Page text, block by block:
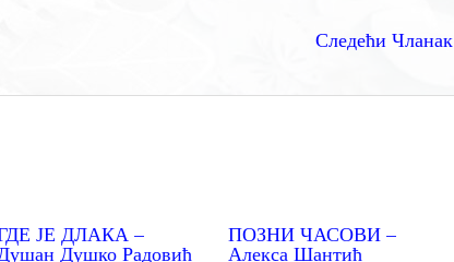
Следећи Чланак
ЈЕ ДЛАКА –
Душко Радовић
ПОЗНИ ЧАСОВИ –
Алекса Шантић